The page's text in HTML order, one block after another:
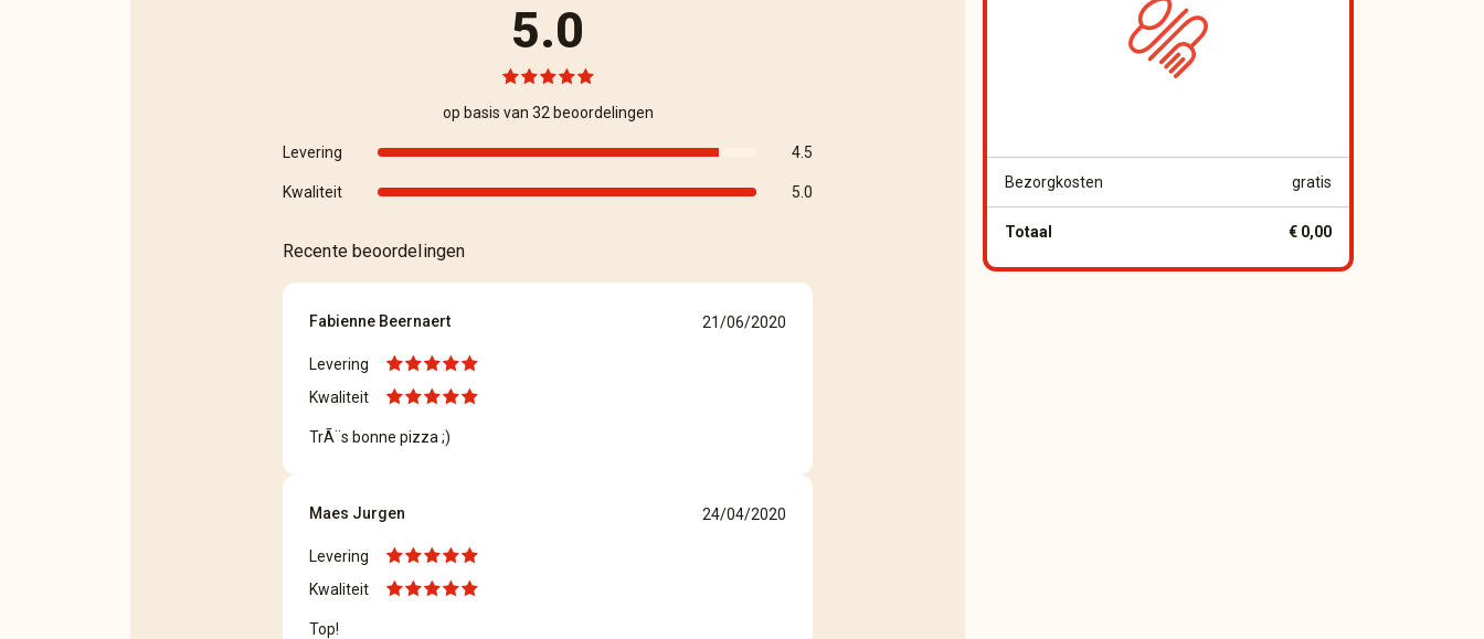
Bezorgkosten gratis
Totaal € 0,00
5.0
op basis van 32 beoordelingen
Levering 4.5
Kwaliteit 5.0
Recente beoordelingen
Fabienne Beernaert 21/06/2020
Levering
Kwaliteit
TrÃ¨s bonne pizza ;)
Maes Jurgen 24/04/2020
Levering
Kwaliteit
Top!